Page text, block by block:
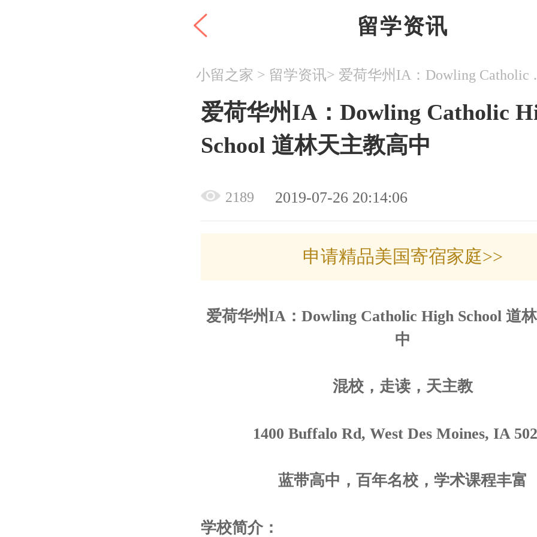
留学资讯
小留之家 > 留学资讯> 爱荷华
爱荷华州IA：Dowling Catholic
School 道林天主教高中
2189 2019-07-26 20:14:06
申请精品美国寄宿家庭>>
爱荷华州IA：Dowling Catholic High School 道
中
混校，走读，天主教
1400 Buffalo Rd, West Des Moines, IA
蓝带高中，百年名校，学术课程丰富
学校简介：